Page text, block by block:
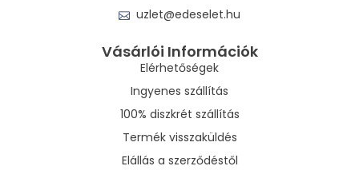
uzlet@edeselet.hu
Vásárlói Információk
Elérhetőségek
Ingyenes szállítás
100% diszkrét szállítás
Termék visszaküldés
Elállás a szerződéstől